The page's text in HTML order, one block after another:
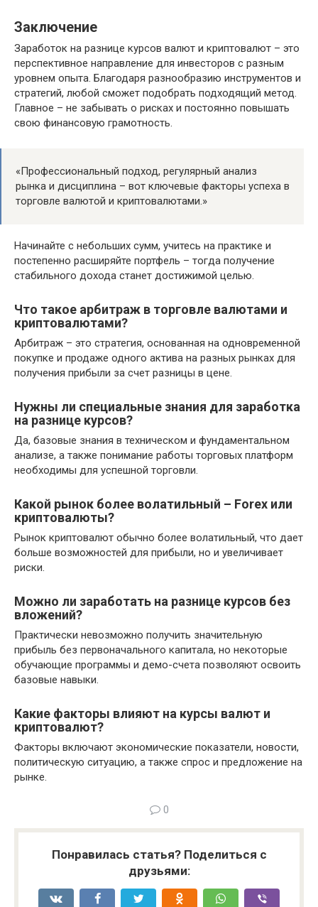
Заключение
Заработок на разнице курсов валют и криптовалют – это
перспективное направление для инвесторов с разным
уровнем опыта. Благодаря разнообразию инструментов и
стратегий, любой сможет подобрать подходящий метод.
Главное – не забывать о рисках и постоянно повышать
свою финансовую грамотность.
«Профессиональный подход, регулярный анализ
рынка и дисциплина – вот ключевые факторы успеха в
торговле валютой и криптовалютами.»
Начинайте с небольших сумм, учитесь на практике и
постепенно расширяйте портфель – тогда получение
стабильного дохода станет достижимой целью.
Что такое арбитраж в торговле валютами и
криптовалютами?
Арбитраж – это стратегия, основанная на одновременной
покупке и продаже одного актива на разных рынках для
получения прибыли за счет разницы в цене.
Нужны ли специальные знания для заработка
на разнице курсов?
Да, базовые знания в техническом и фундаментальном
анализе, а также понимание работы торговых платформ
необходимы для успешной торговли.
Какой рынок более волатильный – Forex или
криптовалюты?
Рынок криптовалют обычно более волатильный, что дает
больше возможностей для прибыли, но и увеличивает
риски.
Можно ли заработать на разнице курсов без
вложений?
Практически невозможно получить значительную
прибыль без первоначального капитала, но некоторые
обучающие программы и демо-счета позволяют освоить
базовые навыки.
Какие факторы влияют на курсы валют и
криптовалют?
Факторы включают экономические показатели, новости,
политическую ситуацию, а также спрос и предложение на
рынке.
0
Понравилась статья? Поделиться с
друзьями: